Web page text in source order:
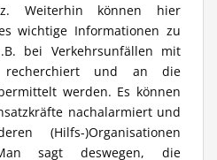
Weiterhin können hier
wichtige Informationen zu
bei Verkehrsunfällen mit
recherchiert und an die
werden. Es können
nachalarmiert und
(Hilfs-)Organisationen
sagt deswegen, die